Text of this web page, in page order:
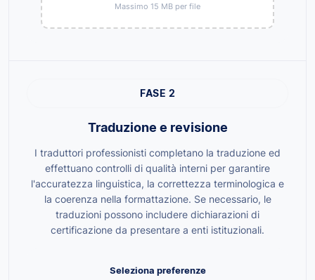
Massimo 15 MB per file
FASE 2
Traduzione e revisione
I traduttori professionisti completano la traduzione ed
effettuano controlli di qualità interni per garantire
l'accuratezza linguistica, la correttezza terminologica e
la coerenza nella formattazione. Se necessario, le
traduzioni possono includere dichiarazioni di
certificazione da presentare a enti istituzionali.
Seleziona preferenze